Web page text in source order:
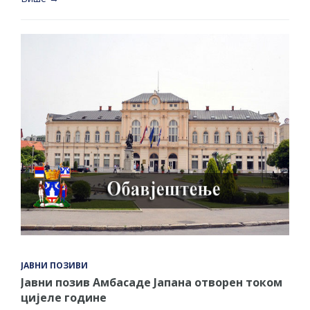
ЈАВНИ ПОЗИВИ
Јавни позив Амбасаде Јапана отворен током
цијеле године